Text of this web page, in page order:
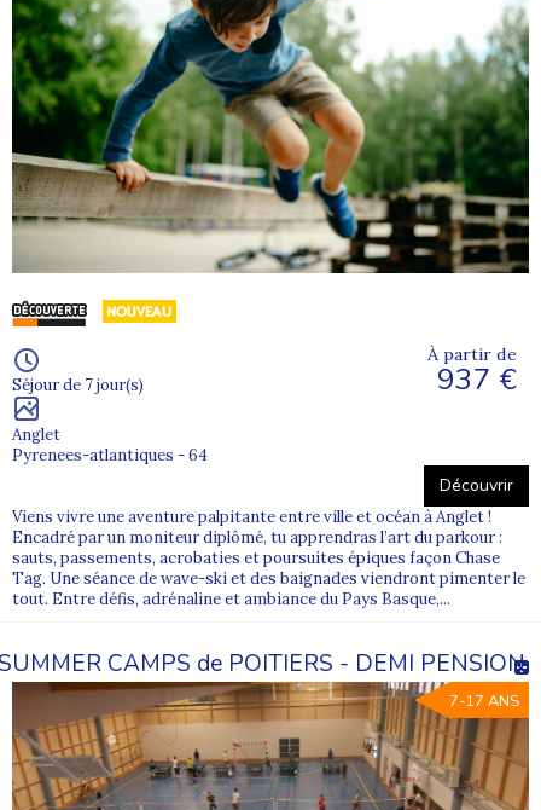
Séjour de 7 jour(s)
Anglet
Pyrenees-atlantiques - 64
À partir de
937 €
Découvrir
Viens vivre une aventure palpitante entre ville et océan à Anglet !
Encadré par un moniteur diplômé, tu apprendras l’art du parkour :
sauts, passements, acrobaties et poursuites épiques façon Chase
Tag. Une séance de wave-ski et des baignades viendront pimenter le
tout. Entre défis, adrénaline et ambiance du Pays Basque,...
CAMPS de POITIERS - DEMI PENSION
7-17 ANS